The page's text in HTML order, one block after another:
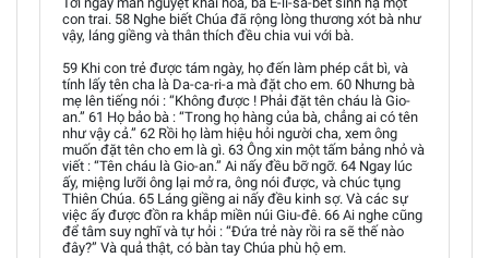
con trai. 58 Nghe biết Chúa đã rộng lòng thương xót bà như
vậy, láng giềng và thân thích đều chia vui với bà.
59 Khi con trẻ được tám ngày, họ đến làm phép cắt bì, và
tính lấy tên cha là Da-ca-ri-a mà đặt cho em. 60 Nhưng bà
mẹ lên tiếng nói : “Không được ! Phải đặt tên cháu là Gio-
an.” 61 Họ bảo bà : “Trong họ hàng của bà, chẳng ai có tên
như vậy cả.” 62 Rồi họ làm hiệu hỏi người cha, xem ông
muốn đặt tên cho em là gì. 63 Ông xin một tấm bảng nhỏ và
viết : “Tên cháu là Gio-an.” Ai nấy đều bỡ ngỡ. 64 Ngay lúc
ấy, miệng lưỡi ông lại mở ra, ông nói được, và chúc tụng
Thiên Chúa. 65 Láng giềng ai nấy đều kinh sợ. Và các sự
việc ấy được đồn ra khắp miền núi Giu-đê. 66 Ai nghe cũng
để tâm suy nghĩ và tự hỏi : “Đứa trẻ này rồi ra sẽ thế nào
đây?” Và quả thật, có bàn tay Chúa phù hộ em.